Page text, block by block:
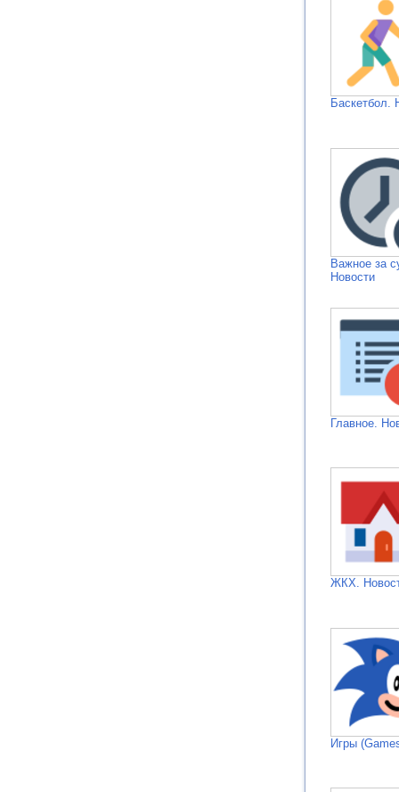
Баскетбол.
Важное за
Новости
Главное.
ЖКХ.
Игры